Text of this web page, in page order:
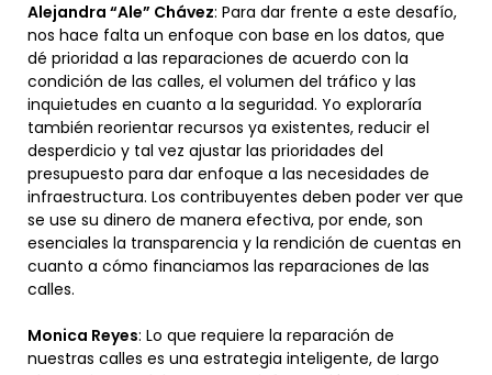
Alejandra “Ale” Chávez: Para dar frente a este desafío,
nos hace falta un enfoque con base en los datos, que
dé prioridad a las reparaciones de acuerdo con la
condición de las calles, el volumen del tráfico y las
inquietudes en cuanto a la seguridad. Yo exploraría
también reorientar recursos ya existentes, reducir el
desperdicio y tal vez ajustar las prioridades del
presupuesto para dar enfoque a las necesidades de
infraestructura. Los contribuyentes deben poder ver que
se use su dinero de manera efectiva, por ende, son
esenciales la transparencia y la rendición de cuentas en
cuanto a cómo financiamos las reparaciones de las
calles.
Monica Reyes: Lo que requiere la reparación de
nuestras calles es una estrategia inteligente, de largo